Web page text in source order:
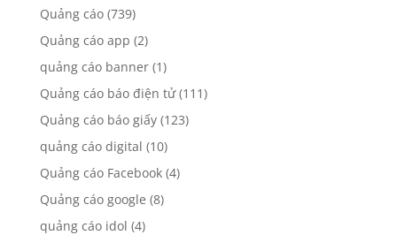
Quảng cáo(739)
Quảng cáo app (2)
quảng cáo banner(1)
Quảng cáo báo điện tử(111)
Quảng cáo báo giấy(123)
quảng cáo digital (10)
Quảng cáo Facebook(4)
Quảng cáo google (8)
quảng cáo idol (4)